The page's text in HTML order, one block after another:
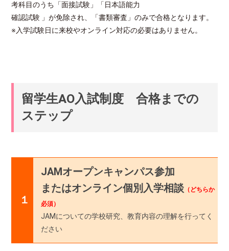
考科目のうち「面接試験」「日本語能力
確認試験 」が免除され、「書類審査」のみで合格となります。
※入学試験日に来校やオンライン対応の必要はありません。
留学生AO入試制度 合格までの
ステップ
１
JAMオープンキャンパス参加
またはオンライン個別入学相談（どちらか
必須）
JAMについての学校研究、教育内容の理解を行ってく
ださい